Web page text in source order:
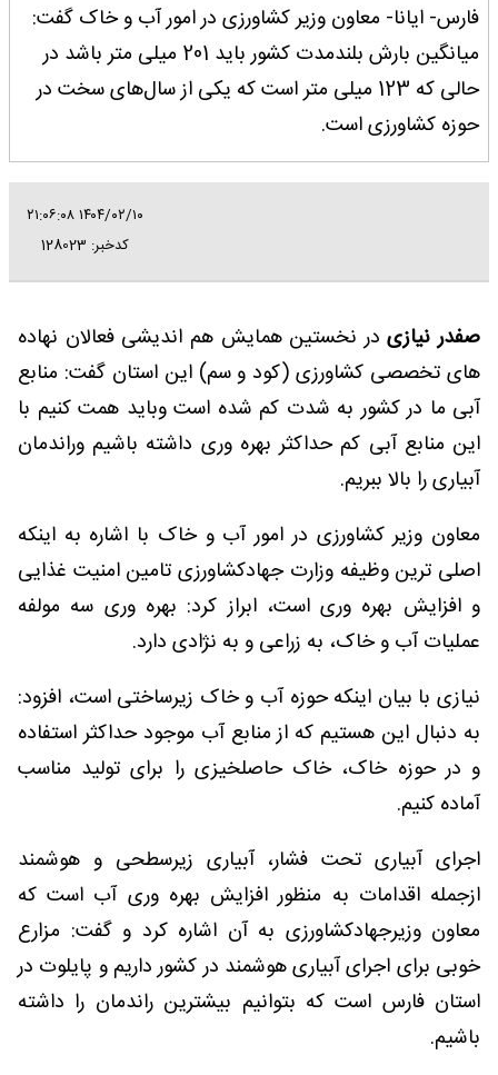
فارس- ایانا- معاون وزیر کشاورزی در امور آب و خاک گفت:
میانگین بارش بلندمدت کشور باید 201 میلی متر باشد در
حالی که 123 میلی متر است که یکی از سال‌های سخت در
حوزه کشاورزی است.
۱۴۰۴/۰۲/۱۰ ۲۱:۰۶:۰۸
کدخبر: 128023
صفدر نیازیدر نخستین همایش هم اندیشی فعالان نهاده
های تخصصی کشاورزی (کود و سم) این استان گفت: منابع
آبی ما در کشور به شدت کم شده است وباید همت کنیم با
این منابع آبی کم حداکثر بهره وری داشته باشیم وراندمان
آبیاری را بالا ببریم.
معاون وزیر کشاورزی در امور آب و خاک با اشاره به اینکه
اصلی ترین وظیفه وزارت جهادکشاورزی تامین امنیت غذایی
و افزایش بهره وری است، ابراز کرد: بهره وری سه مولفه
عملیات آب و خاک، به زراعی و به نژادی دارد.
نیازی با بیان اینکه حوزه آب و خاک زیرساختی است، افزود:
به دنبال این هستیم که از منابع آب موجود حداکثر استفاده
و در حوزه خاک، خاک حاصلخیزی را برای تولید مناسب
آماده کنیم.
اجرای آبیاری تحت فشار، آبیاری زیرسطحی و هوشمند
ازجمله اقدامات به منظور افزایش بهره وری آب است که
معاون وزیرجهادکشاورزی به آن اشاره کرد و گفت: مزارع
خوبی برای اجرای آبیاری هوشمند در کشور داریم و پایلوت در
استان فارس است که بتوانیم بیشترین راندمان را داشته
باشیم.